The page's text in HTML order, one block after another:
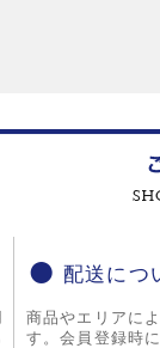
配送につ
商品やエリアに
す。会員登録時